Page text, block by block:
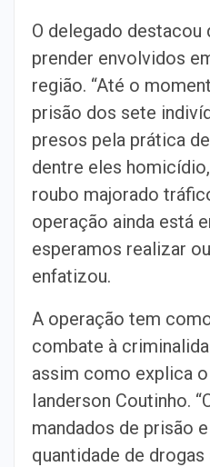
O delegado destacou
prender envolvidos
região. “Até o
prisão dos sete
presos pela prática
dentre eles
roubo majorado
operação ainda está
esperamos realizar
enfatizou.
A operação tem
combate à
assim como explica
Ianderson Coutinho.
mandados de prisão
quantidade de